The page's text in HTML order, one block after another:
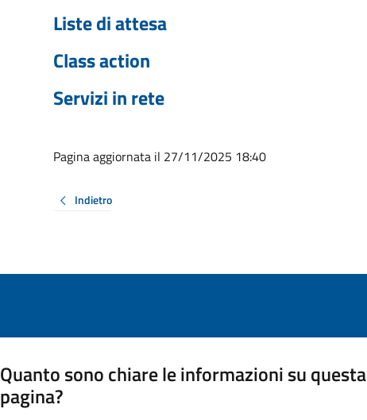
Liste di attesa
Class action
Servizi in rete
Pagina aggiornata il 27/11/2025 18:40
Indietro
Quanto sono chiare le informazioni su questa
pagina?